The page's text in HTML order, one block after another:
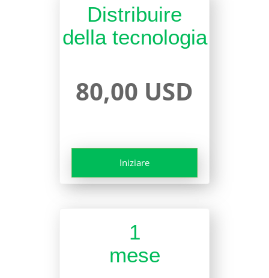
Distribuire
della tecnologia
80,00 USD
Iniziare
1
mese